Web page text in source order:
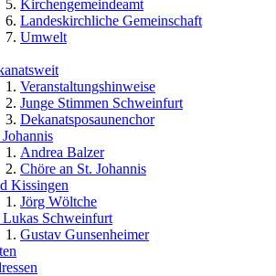
Kirchengemeindeamt
Landeskirchliche Gemeinschaft
Umwelt
Veranstaltungshinweise
Junge Stimmen Schweinfurt
Dekanatsposaunenchor
Johannis
Andrea Balzer
Chöre an St. Johannis
Kissingen
Jörg Wöltche
Lukas Schweinfurt
Gustav Gunsenheimer